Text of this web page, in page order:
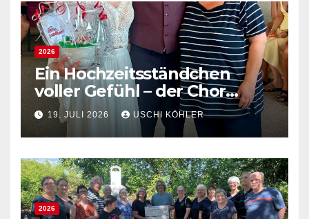
2026
Ein Hochzeitsständchen
voller Gefühl – der Chor
gratuliert Verena und
Sébastien
19. JULI 2026 USCHI KÖHLER
2026